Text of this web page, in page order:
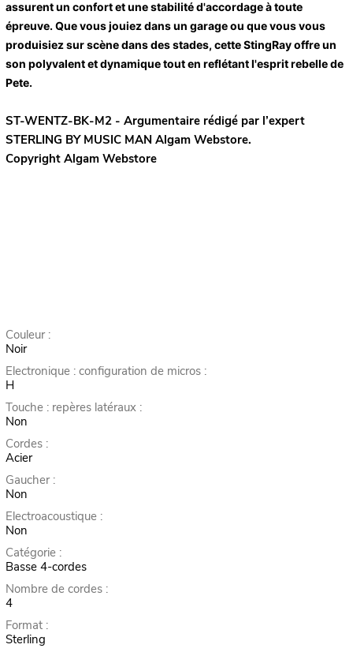
assurent un confort et une stabilité d'accordage à toute
épreuve. Que vous jouiez dans un garage ou que vous vous
produisiez sur scène dans des stades, cette StingRay offre un
son polyvalent et dynamique tout en reflétant l'esprit rebelle de
Pete.
ST-WENTZ-BK-M2 - Argumentaire rédigé par l’expert
STERLING BY MUSIC MAN Algam Webstore.
Copyright Algam Webstore
Couleur :
Noir
Electronique : configuration de micros :
H
Touche : repères latéraux :
Non
Cordes :
Acier
Gaucher :
Non
Electroacoustique :
Non
Catégorie :
Basse 4-cordes
Nombre de cordes :
4
Format :
Sterling